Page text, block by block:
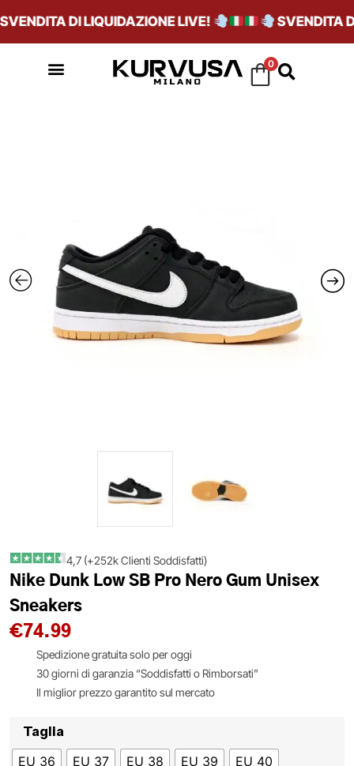
DI LIQUIDAZIONE LIVE! SVENDITA DI
0
4,7 (+252k Clienti Soddisfatti)
Nike Dunk Low SB Pro Nero Gum Unisex
Sneakers
€74.99
Spedizione gratuita solo per oggi
30 giorni di garanzia “Soddisfatti o Rimborsati”
Il miglior prezzo garantito sul mercato
Taglia
EU 36
EU 37 EU 38 EU 39
EU 40